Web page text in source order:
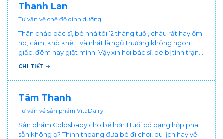
Thanh Lan
Tư vấn về chế độ dinh dưỡng
Thân chào bác sĩ, bé nhà tôi 12 tháng tuổi, cháu rất hay ốm
ho, cảm, khò khè... và nhất là ngủ thường không ngon
giấc, đêm hay giật mình. Vậy xin hỏi bác sĩ, bé bị tình trạng
vậy nên làm sao để con khỏe mạnh và ngủ ngon giấc hơn
chăm cháu hay ốm ạ?. Cảm ơn bác sĩ.
CHI TIẾT
Tâm Thanh
Tư vấn về sản phẩm VitaDairy
Sản phẩm Colosbaby cho bé hơn 1 tuổi có dạng hộp pha
sẵn không ạ? Thỉnh thoảng đưa bé đi chơi, du lịch hay về